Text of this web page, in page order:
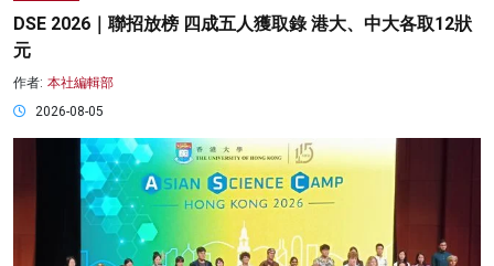
DSE 2026｜聯招放榜 四成五人獲取錄 港大、中大各取12狀
元
作者: 本社編輯部
2026-08-05